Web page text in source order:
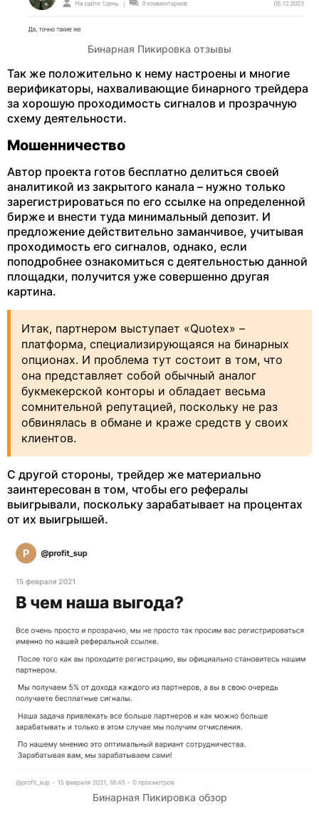
Бинарная Пикировка отзывы
Так же положительно к нему настроены и многие
верификаторы, нахваливающие бинарного трейдера
за хорошую проходимость сигналов и прозрачную
схему деятельности.
Мошенничество
Автор проекта готов бесплатно делиться своей
аналитикой из закрытого канала – нужно только
зарегистрироваться по его ссылке на определенной
бирже и внести туда минимальный депозит. И
предложение действительно заманчивое, учитывая
проходимость его сигналов, однако, если
поподробнее ознакомиться с деятельностью данной
площадки, получится уже совершенно другая
картина.
Итак, партнером выступает «Quotex» –
платформа, специализирующаяся на бинарных
опционах. И проблема тут состоит в том, что
она представляет собой обычный аналог
букмекерской конторы и обладает весьма
сомнительной репутацией, поскольку не раз
обвинялась в обмане и краже средств у своих
клиентов.
С другой стороны, трейдер же материально
заинтересован в том, чтобы его рефералы
выигрывали, поскольку зарабатывает на процентах
от их выигрышей.
Бинарная Пикировка обзор